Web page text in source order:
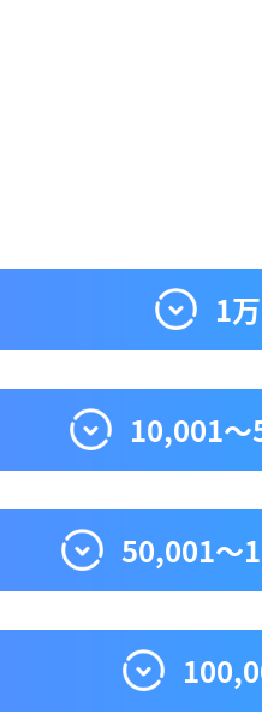
1
10,001〜
50,001〜